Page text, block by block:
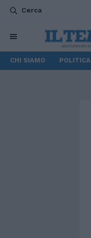
Cerca
CHI SIAMO POLITICA